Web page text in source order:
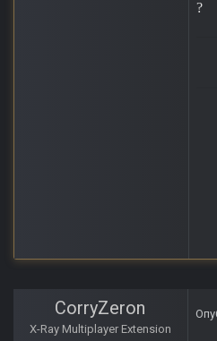
?
CorryZeron
X-Ray Multiplayer Extension